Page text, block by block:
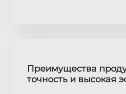
Преимущества
точность и высокая